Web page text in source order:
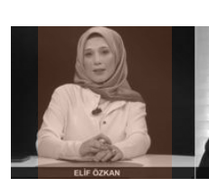
ve Çağdaş Sanat
Ziyaretçilere Yönelik
yüksek lisans tezini